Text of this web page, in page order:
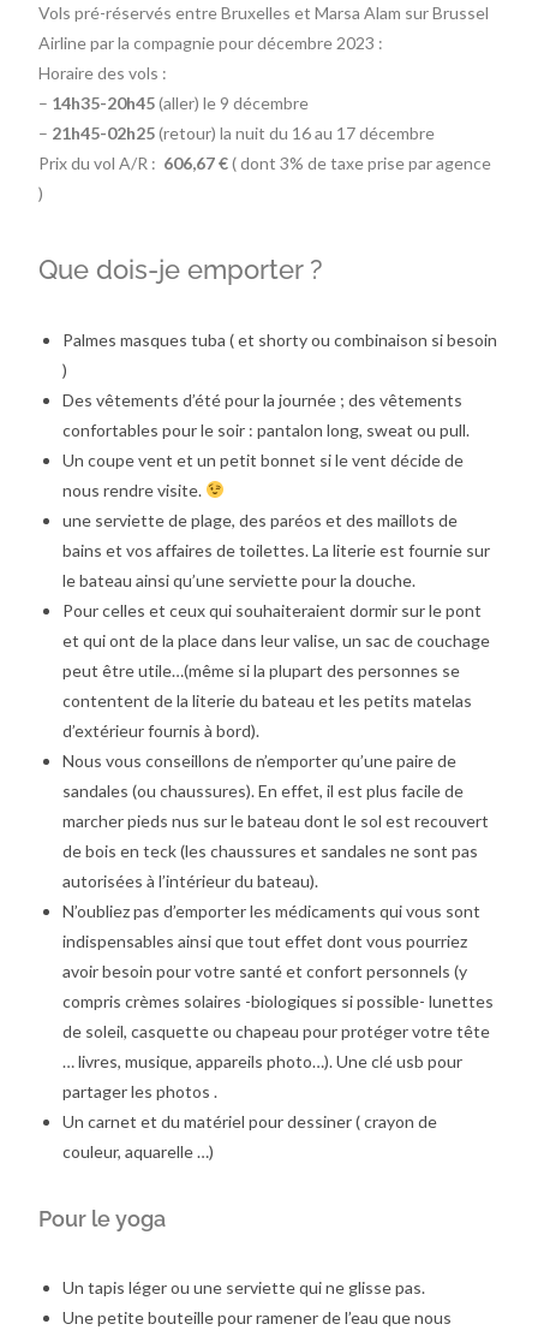
Vols pré-réservés entre Bruxelles et Marsa Alam sur Brussel
Airline par la compagnie pour décembre 2023 :
Horaire des vols :
– 14h35-20h45(aller) le 9 décembre
– 21h45-02h25(retour) la nuit du 16 au 17 décembre
Prix du vol A/R : 606,67 €( dont 3% de taxe prise par agence
)
Que dois-je emporter ?
Palmes masques tuba ( et shorty ou combinaison si besoin
)
Des vêtements d’été pour la journée ; des vêtements
confortables pour le soir : pantalon long, sweat ou pull.
Un coupe vent et un petit bonnet si le vent décide de
nous rendre visite.
une serviette de plage, des paréos et des maillots de
bains et vos affaires de toilettes. La literie est fournie sur
le bateau ainsi qu’une serviette pour la douche.
Pour celles et ceux qui souhaiteraient dormir sur le pont
et qui ont de la place dans leur valise, un sac de couchage
peut être utile…(même si la plupart des personnes se
contentent de la literie du bateau et les petits matelas
d’extérieur fournis à bord).
Nous vous conseillons de n’emporter qu’une paire de
sandales (ou chaussures). En effet, il est plus facile de
marcher pieds nus sur le bateau dont le sol est recouvert
de bois en teck (les chaussures et sandales ne sont pas
autorisées à l’intérieur du bateau).
N’oubliez pas d’emporter les médicaments qui vous sont
indispensables ainsi que tout effet dont vous pourriez
avoir besoin pour votre santé et confort personnels (y
compris crèmes solaires -biologiques si possible- lunettes
de soleil, casquette ou chapeau pour protéger votre tête
… livres, musique, appareils photo…). Une clé usb pour
partager les photos .
Un carnet et du matériel pour dessiner ( crayon de
couleur, aquarelle …)
Pour le yoga
Un tapis léger ou une serviette qui ne glisse pas.
Une petite bouteille pour ramener de l’eau que nous